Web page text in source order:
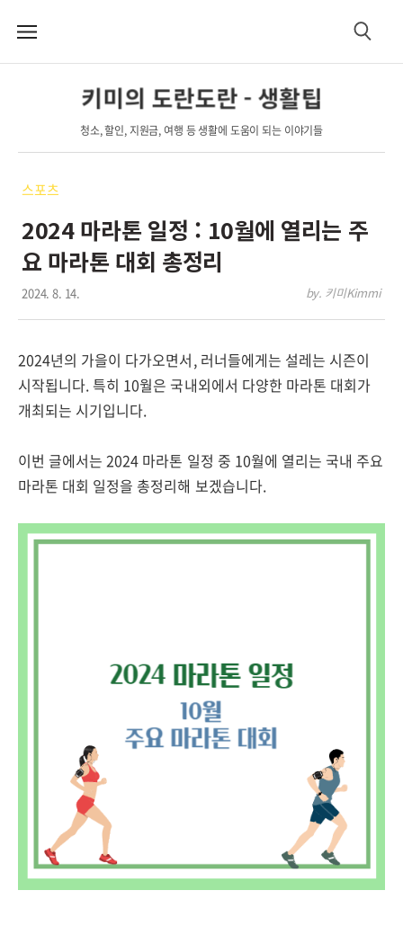
메
검
키미의 도란도란 - 생활팁
청소, 할인, 지원금, 여행 등 생활에 도움이 되는 이야기들
스포츠
2024 마라톤 일정 : 10월에 열리는 주
요 마라톤 대회 총정리
2024. 8. 14. by. 키미Kimmi
2024년의 가을이 다가오면서, 러너들에게는 설레는 시즌이
시작됩니다. 특히 10월은 국내외에서 다양한 마라톤 대회가
개최되는 시기입니다.
이번 글에서는 2024 마라톤 일정 중 10월에 열리는 국내 주요
마라톤 대회 일정을 총정리해 보겠습니다.